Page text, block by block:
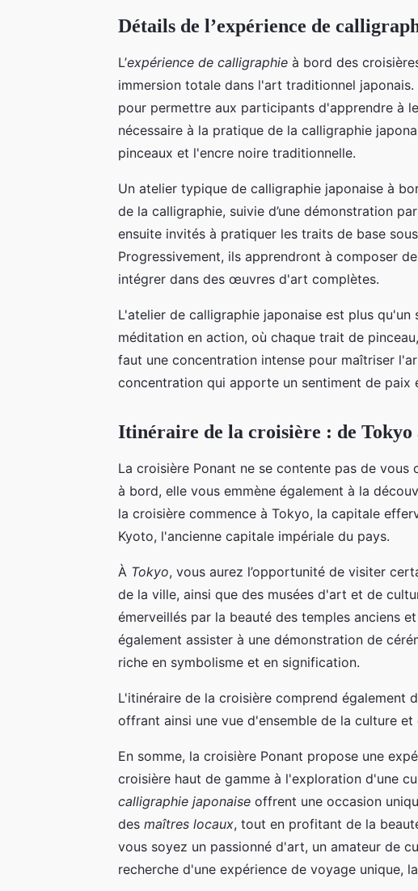
Détails de l’expérience de
L’expérience de calligraphie à bord des
immersion totale dans l'art traditionnel
pour permettre aux participants d'apprendre à
nécessaire à la pratique de la calligraphie
pinceaux et l'encre noire traditionnelle.
Un atelier typique de calligraphie japonaise à
de la calligraphie, suivie d’une démonstration
ensuite invités à pratiquer les traits de base
Progressivement, ils apprendront à composer
intégrer dans des œuvres d'art complètes.
L'atelier de calligraphie japonaise est plus
méditation en action, où chaque trait de
faut une concentration intense pour maîtriser
concentration qui apporte un sentiment de paix
Itinéraire de la croisière : de Tokyo
La croisière Ponant ne se contente pas de vous
à bord, elle vous emmène également à la
la croisière commence à Tokyo, la capitale
Kyoto, l'ancienne capitale impériale du pays.
À Tokyo, vous aurez l’opportunité de visiter
de la ville, ainsi que des musées d'art et de
émerveillés par la beauté des temples anciens
également assister à une démonstration de
riche en symbolisme et en signification.
L'itinéraire de la croisière comprend également
offrant ainsi une vue d'ensemble de la culture
En somme, la croisière Ponant propose une
croisière haut de gamme à l'exploration d'une
calligraphie japonaise offrent une occasion
des maîtres locaux, tout en profitant de la
vous soyez un passionné d'art, un amateur de
recherche d'une expérience de voyage unique,